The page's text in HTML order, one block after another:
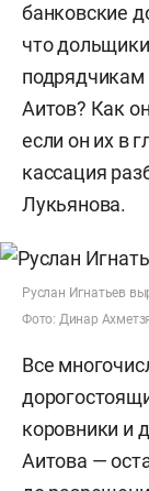
банковские
что
подрядчикам
Аитов? Как
если он их в
кассация
Лукьянова.
Руслан Игнатьев
Фото: Динар
Все
коровники и
Аитова —